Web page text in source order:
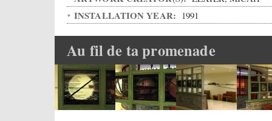
INSTALLATION YEAR: 1991
Au fil de ta promenade